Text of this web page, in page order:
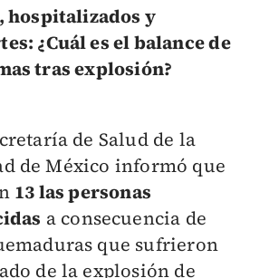
hospitalizados y
¿Cuál es el balance de
tras explosión?
de Salud de la
de México informó que
13 las personas
a consecuencia de
que sufrieron
de la explosión de